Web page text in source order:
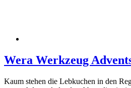
Wera Werkzeug
Kaum stehen die Lebkuchen in den